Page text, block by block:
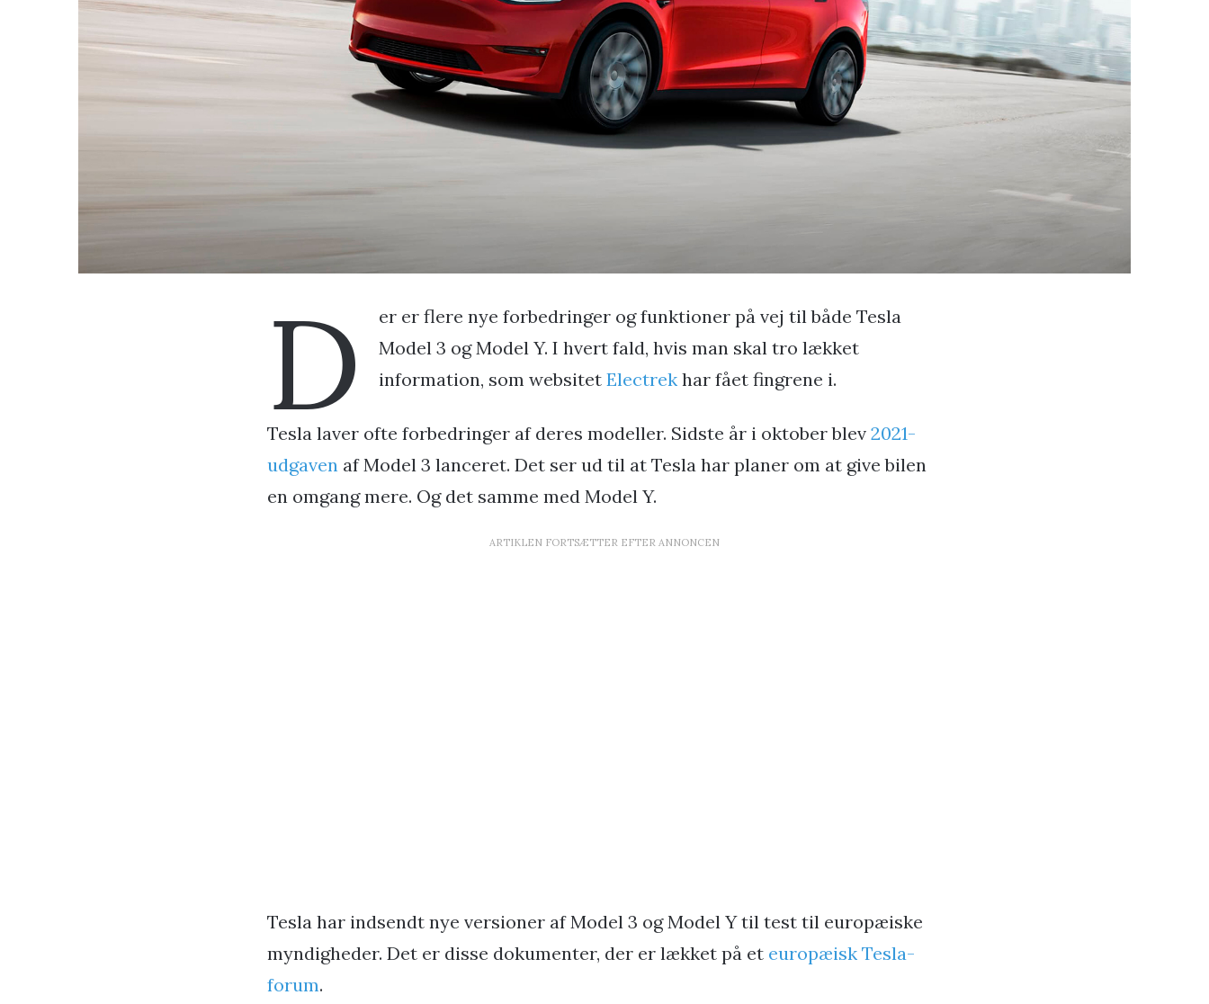
D
er er flere nye forbedringer og funktioner på vej til både Tesla
Model 3 og Model Y. I hvert fald, hvis man skal tro lækket
information, som websitet Electrek har fået fingrene i.
Tesla laver ofte forbedringer af deres modeller. Sidste år i oktober blev 2021-
udgaven af Model 3 lanceret. Det ser ud til at Tesla har planer om at give bilen
en omgang mere. Og det samme med Model Y.
ARTIKLEN FORTSÆTTER EFTER ANNONCEN
Tesla har indsendt nye versioner af Model 3 og Model Y til test til europæiske
myndigheder. Det er disse dokumenter, der er lækket på et europæisk Tesla-
forum.